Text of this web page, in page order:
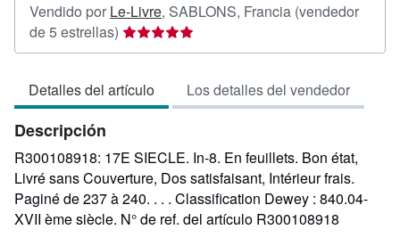
Vendido por Le-Livre, SABLONS, Francia (vendedor
de 5 estrellas) Calificación
del
5
de
estrellas
Detalles del artículo Los detalles del vendedor
Descripción
R300108918: 17E SIECLE. In-8. En feuillets. Bon état,
Livré sans Couverture, Dos satisfaisant, Intérieur frais.
Paginé de 237 à 240. . . . Classification Dewey : 840.04-
XVII ème siècle. N° de ref. del artículo R300108918